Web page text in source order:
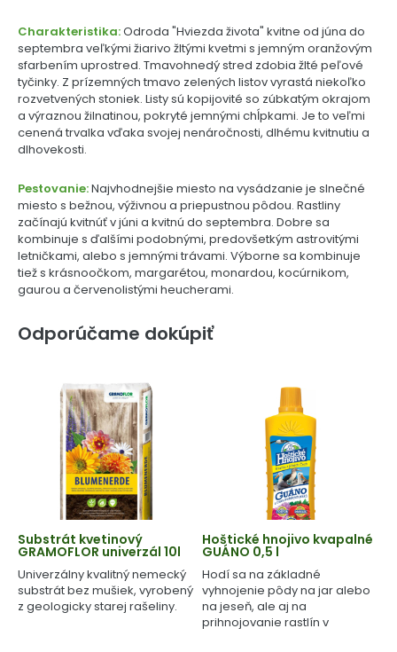
Charakteristika:Odroda "Hviezda života" kvitne od júna do
septembra veľkými žiarivo žltými kvetmi s jemným oranžovým
sfarbením uprostred. Tmavohnedý stred zdobia žlté peľové
tyčinky. Z prízemných tmavo zelených listov vyrastá niekoľko
rozvetvených stoniek. Listy sú kopijovité so zúbkatým okrajom
a výraznou žilnatinou, pokryté jemnými chĺpkami. Je to veľmi
cenená trvalka vďaka svojej nenáročnosti, dlhému kvitnutiu a
dlhovekosti.
Pestovanie:Najvhodnejšie miesto na vysádzanie je slnečné
miesto s bežnou, výživnou a priepustnou pôdou. Rastliny
začínajú kvitnúť v júni a kvitnú do septembra. Dobre sa
kombinuje s ďalšími podobnými, predovšetkým astrovitými
letničkami, alebo s jemnými trávami. Výborne sa kombinuje
tiež s krásnoočkom, margarétou, monardou, kocúrnikom,
gaurou a červenolistými heucherami.
Odporúčame dokúpiť
Substrát kvetinový
GRAMOFLOR univerzál 10l
Univerzálny kvalitný nemecký
substrát bez mušiek, vyrobený
z geologicky starej rašeliny.
Hoštické hnojivo kvapalné
GUÁNO 0,5 l
Hodí sa na základné
vyhnojenie pôdy na jar alebo
na jeseň, ale aj na
prihnojovanie rastlín v